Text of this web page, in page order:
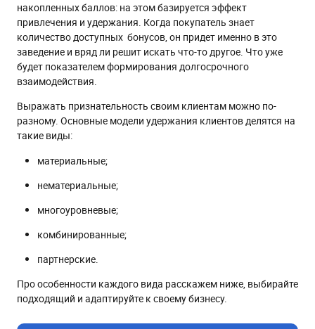
накопленных баллов: на этом базируется эффект
привлечения и удержания. Когда покупатель знает
количество доступных бонусов, он придет именно в это
заведение и вряд ли решит искать что-то другое. Что уже
будет показателем формирования долгосрочного
взаимодействия.
Выражать признательность своим клиентам можно по-
разному. Основные модели удержания клиентов делятся на
такие виды:
материальные;
нематериальные;
многоуровневые;
комбинированные;
партнерские.
Про особенности каждого вида расскажем ниже, выбирайте
подходящий и адаптируйте к своему бизнесу.